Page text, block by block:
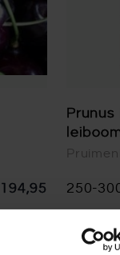
250-